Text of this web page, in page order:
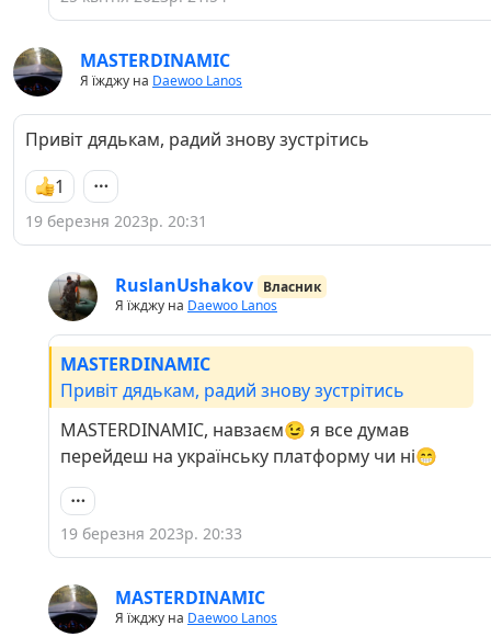
MASTERDINAMIC
Я їжджу на Daewoo Lanos
Привіт дядькам, радий знову зустрітись
1
19 березня 2023р. 20:31
RuslanUshakov Власник
Я їжджу на Daewoo Lanos
MASTERDINAMIC
Привіт дядькам, радий знову зустрітись
MASTERDINAMIC, навзаєм😉 я все думав
перейдеш на українську платформу чи ні😁
19 березня 2023р. 20:33
MASTERDINAMIC
Я їжджу на Daewoo Lanos